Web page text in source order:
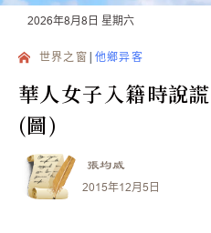
2026年8月8日 星期六
世界之窗 他鄉异客
華人女子入籍時說
(圖)
張均威
2015年12月5日